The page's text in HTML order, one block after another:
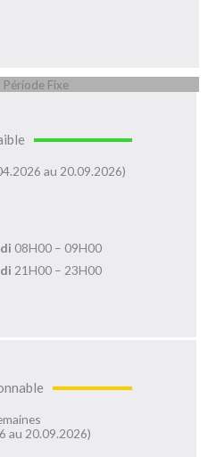
Période Fixe
au 20.09.2026)
08H00 – 09H00
21H00 – 23H00
au 20.09.2026)